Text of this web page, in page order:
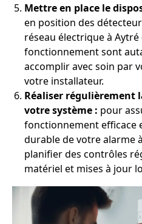
Mettre en place le
en position des
réseau électrique à
fonctionnement sont
accomplir avec soin par
votre installateur.
Réaliser régulièrement
votre système : pour
fonctionnement efficace
durable de votre alarme
planifier des contrôles
matériel et mises à jour